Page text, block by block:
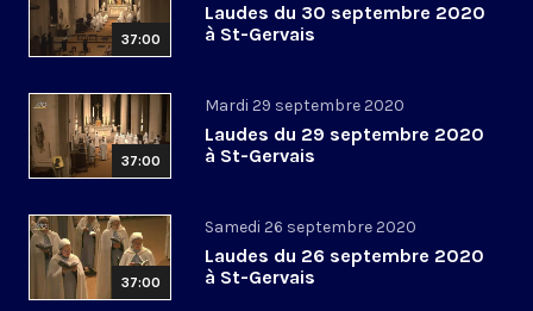
37:00
Laudes du 30 septembre 2020
à St-Gervais
37:00
Mardi 29 septembre 2020
Laudes du 29 septembre 2020
à St-Gervais
37:00
Samedi 26 septembre 2020
Laudes du 26 septembre 2020
à St-Gervais